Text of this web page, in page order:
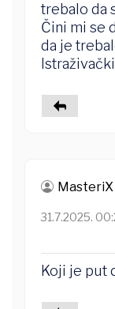
trebalo da
Čini mi se
da je
MasteriX
31.7.2025.
Koji je put